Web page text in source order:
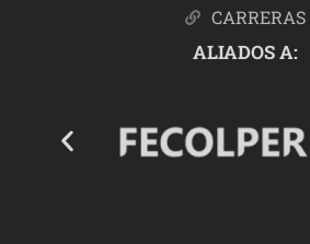
CARRERAS
ALIADOS A: